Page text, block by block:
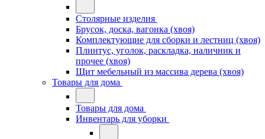
Столярные изделия
Брусок, доска, вагонка (хвоя)
Комплектующие для сборки и лестниц (хвоя)
Плинтус, уголок, раскладка, наличник и
прочее (хвоя)
Щит мебельный из массива дерева (хвоя)
Товары для дома
Товары для дома
Инвентарь для уборки